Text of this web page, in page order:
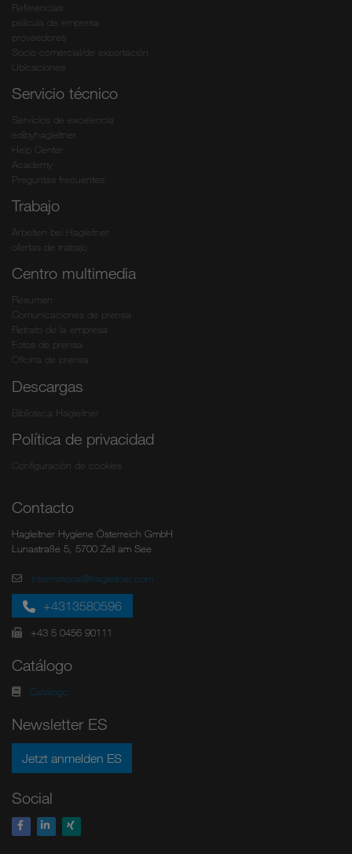
Referencias
película de empresa
proveedores
Socio comercial/de exportación
Ubicaciones
Servicio técnico
Servicios de excelencia
edibyhagleitner
Help Center
Academy
Preguntas frecuentes
Trabajo
Arbeiten bei Hagleitner
ofertas de trabajo
Centro multimedia
Resumen
Comunicaciones de prensa
Retrato de la empresa
Fotos de prensa
Oficina de prensa
Descargas
Biblioteca Hagleitner
Política de privacidad
Configuración de cookies
Contacto
Hagleitner Hygiene Österreich GmbH
Lunastraße 5, 5700 Zell am See
international@hagleitner.com
+4313580596
+43 5 0456 90111
Catálogo
Catálogo
Newsletter ES
Jetzt anmelden ES
Social